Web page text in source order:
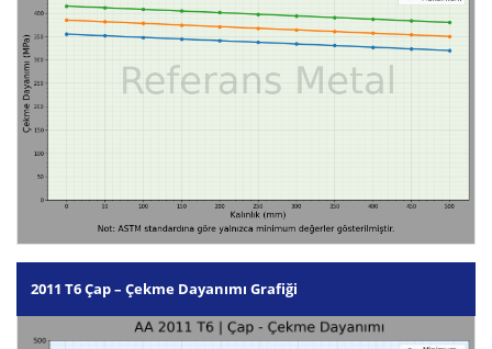
2011 T6 Çap – Çekme Dayanımı Grafiği